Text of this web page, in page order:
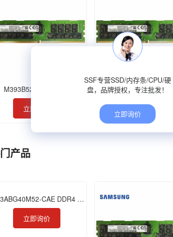
M393B5270DH0-YH9
立即询价
M393B5173GB0-YK0
立即询价
产品
M393ABG40M52-CAE DDR4 256GB 3200 RDIMM
立即询价
SSF专营SSD/内存条/CPU/硬
盘，品牌授权，专注批发！
立即询价